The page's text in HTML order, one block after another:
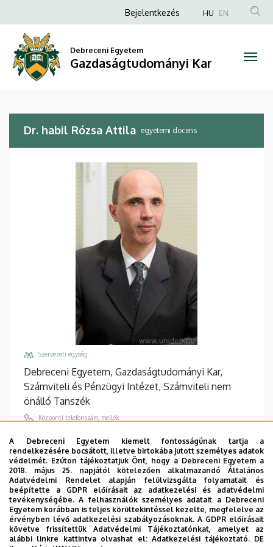
habil
Rózsa
Attila
Gazdaságtudományi
a
tartalomra
Anonim
fiók
menüje
Bejelentkezés HU EN
Debreceni Egyetem
Gazdaságtudományi Kar
Dr. habil Rózsa Attila egyetemi docens
Szervezeti egység
Debreceni Egyetem, Gazdaságtudományi Kar,
Számviteli és Pénzügyi Intézet, Számviteli nem
önálló Tanszék
Központi telefonszám, mellék
Email
rozsa.attila@econ.unideb.hu
Cím
4032 Debrecen, Böszörményi út 138.
Épület, emelet, ajtó
GTK Mag-Ház, 1. emelet, 119/A
A Debreceni Egyetem kiemelt fontosságúnak tartja a
rendelkezésére bocsátott, illetve birtokába jutott személyes adatok
védelmét. Ezúton tájékoztatjuk Önt, hogy a Debreceni Egyetem a
2018. május 25. napjától kötelezően alkalmazandó Általános
Adatvédelmi Rendelet alapján felülvizsgálta folyamatait és
beépítette a GDPR előírásait az adatkezelési és adatvédelmi
tevékenységébe. A felhasználók személyes adatait a Debreceni
Egyetem korábban is teljes körültekintéssel kezelte, megfelelve az
érvényben lévő adatkezelési szabályozásoknak. A GDPR előírásait
követve frissítettük Adatvédelmi Tájékoztatónkat, amelyet az
alábbi linkre kattintva olvashat el:Adatkezelési tájékoztató. DE